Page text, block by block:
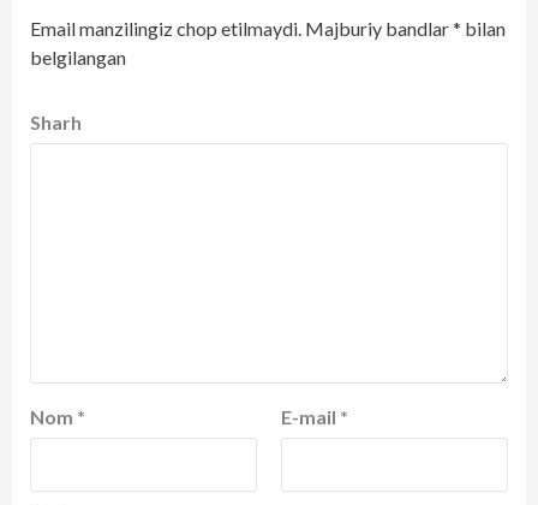
Email manzilingiz chop etilmaydi. Majburiy bandlar* bilan
belgilangan
Sharh
Nom * E-mail *